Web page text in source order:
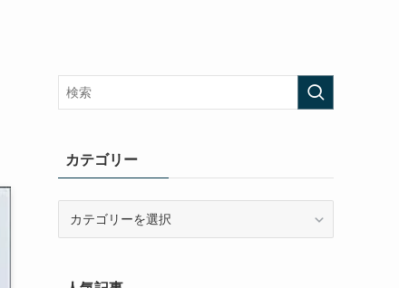
カテゴリー